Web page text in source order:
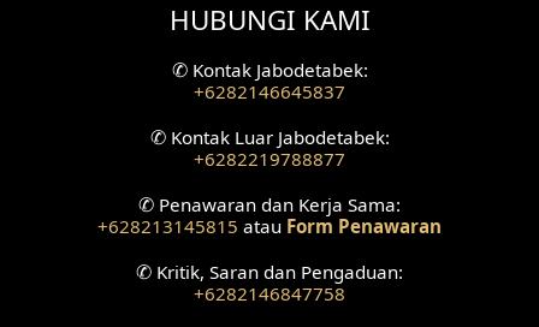
Desain Ruang Studio Musik
Desain Rumah American Style
Fasad Rumah American Style
Desain Interior Villa
Desain Ruang Tunggu
HUBUNGI KAMI
✆Kontak Jabodetabek:
+6282146645837
✆Kontak Luar Jabodetabek:
+6282219788877
✆ Penawaran dan Kerja Sama:
+628213145815 atau Form Penawaran
✆ Kritik, Saran dan Pengaduan:
+6282146847758